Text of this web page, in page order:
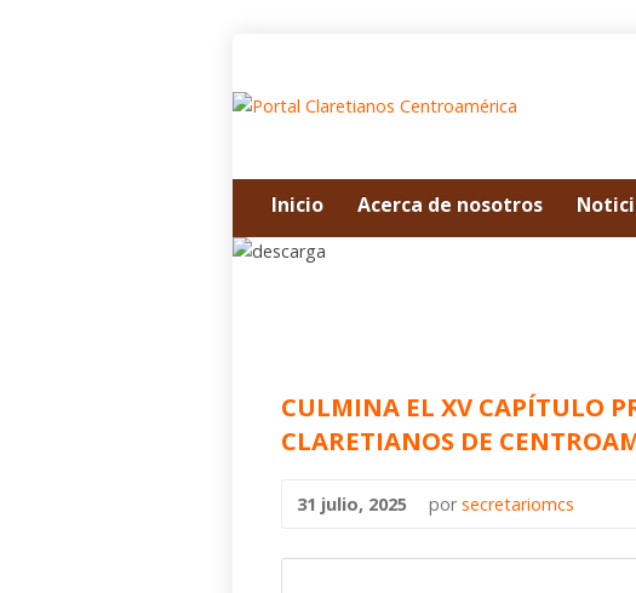
Inicio Acerca de nosotros
CULMINA EL XV CAPÍTULO
CLARETIANOS DE
31 julio, 2025 porsecretariomcs